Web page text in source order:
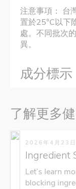
注意事項： 台
置於25°C以下
處。不同批次
異。
成分標示
了解更多
2026年4月23日
Ingredient
Let’s learn
blocking